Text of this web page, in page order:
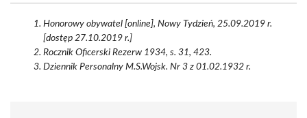
Honorowy obywatel [online], Nowy Tydzień, 25.09.2019 r.
[dostęp 27.10.2019 r.]
Rocznik Oficerski Rezerw 1934, s. 31, 423.
Dziennik Personalny M.S.Wojsk. Nr 3 z 01.02.1932 r.